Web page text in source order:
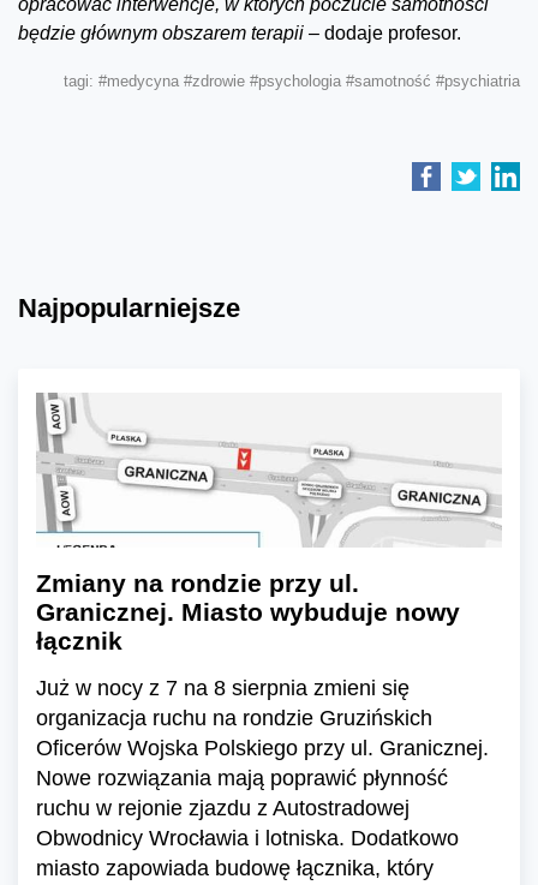
będzie głównym obszarem terapii – dodaje profesor.
tagi: #medycyna #zdrowie #psychologia #samotność #psychiatria
Najpopularniejsze
Zmiany na rondzie przy ul.
Granicznej. Miasto wybuduje nowy
łącznik
Już w nocy z 7 na 8 sierpnia zmieni się
organizacja ruchu na rondzie Gruzińskich
Oficerów Wojska Polskiego przy ul. Granicznej.
Nowe rozwiązania mają poprawić płynność
ruchu w rejonie zjazdu z Autostradowej
Obwodnicy Wrocławia i lotniska. Dodatkowo
miasto zapowiada budowę łącznika, który